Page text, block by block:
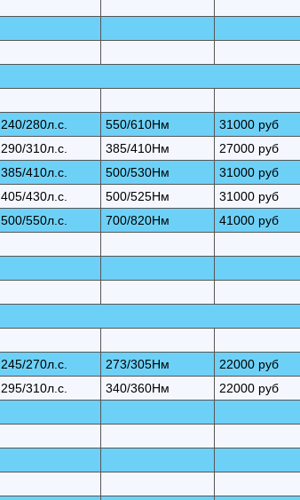
240/280л.с. 550/610Нм
31000 руб
290/310л.с. 385/410Нм
27000 руб
385/410л.с. 500/530Нм
31000 руб
405/430л.с. 500/525Нм
31000 руб
500/550л.с. 700/820Нм 41000 руб
245/270л.с. 273/305Нм
22000 руб
295/310л.с. 340/360Нм 22000 руб